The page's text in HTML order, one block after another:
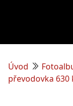
Úvod
převodovka 630